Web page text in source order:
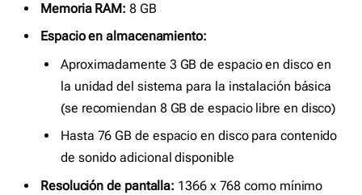
Memoria RAM: 8 GB
Espacio en almacenamiento:
Aproximadamente 3 GB de espacio en disco en
la unidad del sistema para la instalación básica
(se recomiendan 8 GB de espacio libre en disco)
Hasta 76 GB de espacio en disco para contenido
de sonido adicional disponible
Resolución de pantalla: 1366 x 768 como mínimo